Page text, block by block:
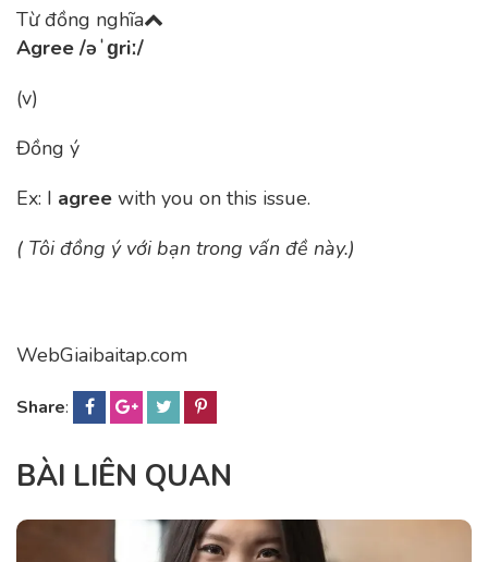
Từ đồng nghĩa
Agree /əˈɡriː/
(v)
Đồng ý
Ex: I agree with you on this issue.
( Tôi đồng ý với bạn trong vấn đề này.)
WebGiaibaitap.com
Share:
BÀI LIÊN QUAN